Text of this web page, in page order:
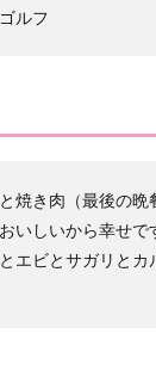
ルフ
焼き肉（最後の晩
いしいから幸せで
エビとサガリとカ